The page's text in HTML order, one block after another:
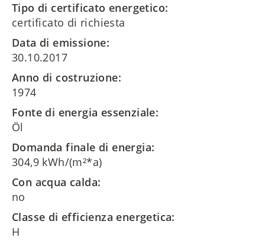
Tipo di certificato energetico:
certificato di richiesta
Data di emissione:
30.10.2017
Anno di costruzione:
1974
Fonte di energia essenziale:
Öl
Domanda finale di energia:
304,9 kWh/(m²*a)
Con acqua calda:
no
Classe di efficienza energetica:
H